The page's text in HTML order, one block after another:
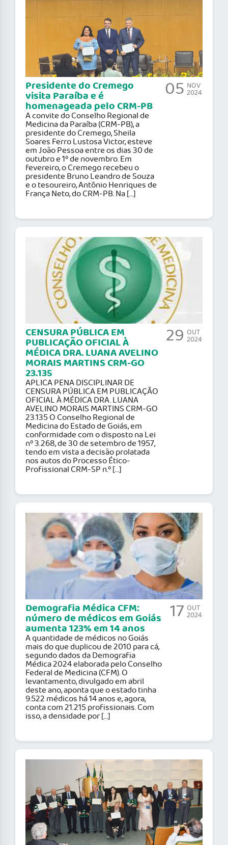
Presidente do Cremego
visita Paraíba e é
homenageada pelo CRM-PB
A convite do Conselho Regional de
Medicina da Paraíba (CRM-PB), a
presidente do Cremego, Sheila
Soares Ferro Lustosa Victor, esteve
em João Pessoa entre os dias 30 de
outubro e 1º de novembro. Em
fevereiro, o Cremego recebeu o
presidente Bruno Leandro de Souza
e o tesoureiro, Antônio Henriques de
França Neto, do CRM-PB. Na […]
05 NOV
2024
CENSURA PÚBLICA EM
PUBLICAÇÃO OFICIAL À
MÉDICA DRA. LUANA AVELINO
MORAIS MARTINS CRM-GO
23.135
APLICA PENA DISCIPLINAR DE
CENSURA PÚBLICA EM PUBLICAÇÃO
OFICIAL À MÉDICA DRA. LUANA
AVELINO MORAIS MARTINS CRM-GO
23.135 O Conselho Regional de
Medicina do Estado de Goiás, em
conformidade com o disposto na Lei
nº 3.268, de 30 de setembro de 1957,
tendo em vista a decisão prolatada
nos autos do Processo Ético-
Profissional CRM-SP n.º […]
29 OUT
2024
Demografia Médica CFM:
número de médicos em Goiás
aumenta 123% em 14 anos
A quantidade de médicos no Goiás
mais do que duplicou de 2010 para cá,
segundo dados da Demografia
Médica 2024 elaborada pelo Conselho
Federal de Medicina (CFM). O
levantamento, divulgado em abril
deste ano, aponta que o estado tinha
9.522 médicos há 14 anos e, agora,
conta com 21.215 profissionais. Com
isso, a densidade por […]
17 OUT
2024